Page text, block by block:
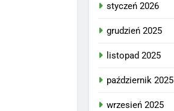
styczeń 2026
grudzień 2025
listopad 2025
październik 2025
wrzesień 2025